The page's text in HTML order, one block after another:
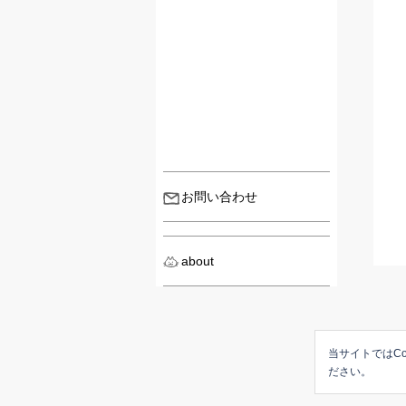
当サイトでは
ださい。
お問い合わせ
about